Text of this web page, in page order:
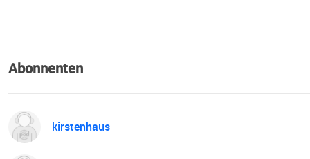
Abonnenten
kirstenhaus